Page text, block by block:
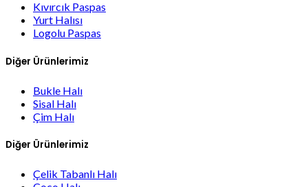
Kıvırcık Paspas
Yurt Halısı
Logolu Paspas
Diğer Ürünlerimiz
Bukle Halı
Sisal Halı
Çim Halı
Diğer Ürünlerimiz
Çelik Tabanlı Halı